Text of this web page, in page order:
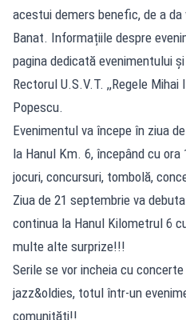
acestui demers benefic, de a
Banat. Informațiile despre
pagina dedicată evenimentului
Rectorul U.S.V.T. ,,Regele
Popescu.
Evenimentul va începe în ziua
la Hanul Km. 6, începând cu
jocuri, concursuri, tombolă,
Ziua de 21 septembrie va
continua la Hanul Kilometrul 6
multe alte surprize!!!
Serile se vor incheia cu
jazz&oldies, totul într-un
comunități!!